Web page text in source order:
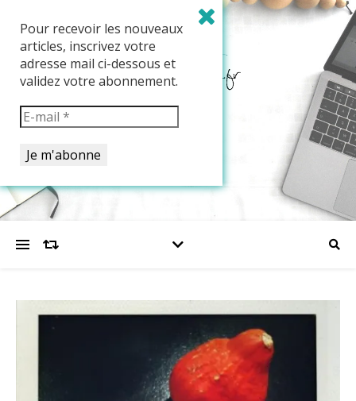
Pour recevoir les nouveaux
articles, inscrivez votre
adresse mail ci-dessous et
validez votre abonnement.